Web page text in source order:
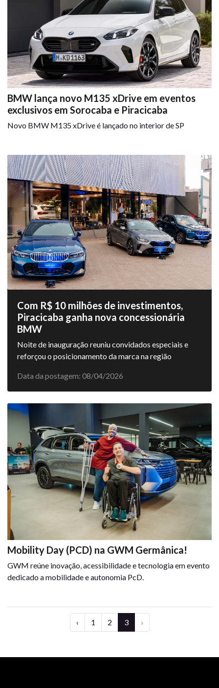
BMW lança novo M135 xDrive em eventos
exclusivos em Sorocaba e Piracicaba
Novo BMW M135 xDrive é lançado no interior de SP
Com R$ 10 milhões de investimentos,
Piracicaba ganha nova concessionária
BMW
Noite de inauguração reuniu convidados especiais e
reforçou o posicionamento da marca na região
Data da postagem: 08/04/2026
Mobility Day (PCD) na GWM Germânica!
GWM reúne inovação, acessibilidade e tecnologia em evento
dedicado a mobilidade e autonomia PcD.
‹ 1 2 3 ›